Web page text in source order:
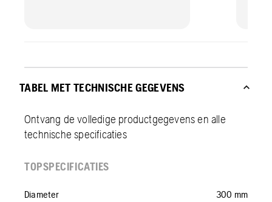
TABEL MET TECHNISCHE GEGEVENS
Ontvang de volledige productgegevens en alle
technische specificaties
TOPSPECIFICATIES
Diameter 300 mm